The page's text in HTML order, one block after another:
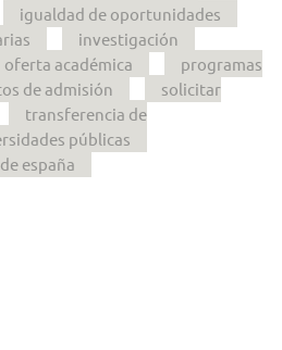
igualdad de oportunidades
investigación
oferta académica
programas
de admisión
solicitar
transferencia de
públicas
españa